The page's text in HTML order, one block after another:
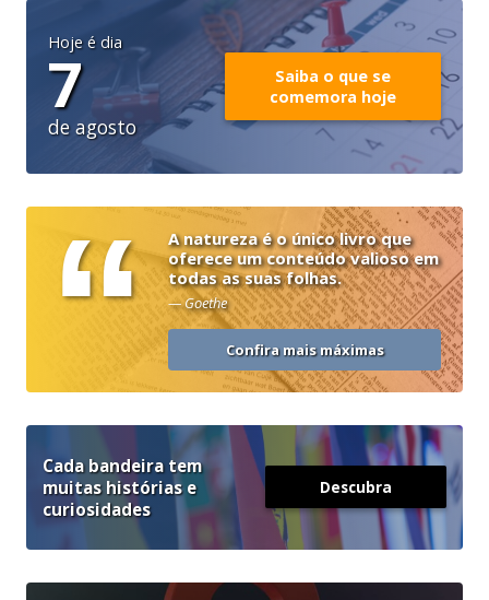
Hoje é dia
7
de agosto
Saiba o que se
comemora hoje
“
A natureza é o único livro que
oferece um conteúdo valioso em
todas as suas folhas.
— Goethe
Confira mais máximas
Cada bandeira tem
muitas histórias e
curiosidades
Descubra